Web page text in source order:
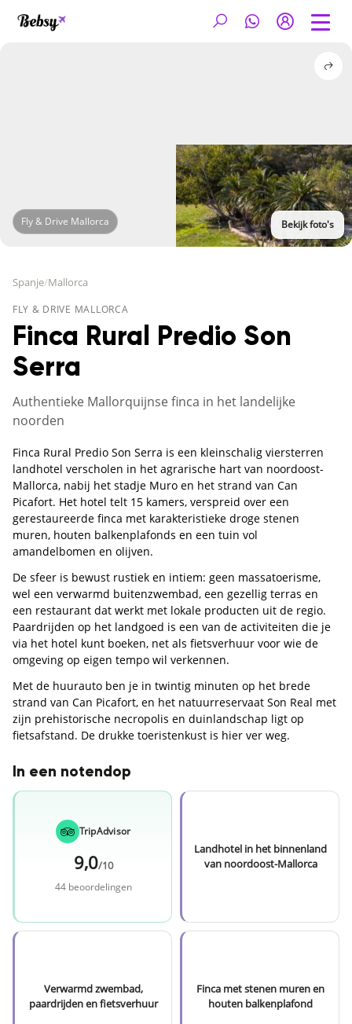
Fly & Drive Mallorca Bekijk foto's
Spanje/Mallorca
FLY & DRIVE MALLORCA
Finca Rural Predio Son
Serra
Authentieke Mallorquijnse finca in het landelijke
noorden
Finca Rural Predio Son Serra is een kleinschalig viersterren
landhotel verscholen in het agrarische hart van noordoost-
Mallorca, nabij het stadje Muro en het strand van Can
Picafort. Het hotel telt 15 kamers, verspreid over een
gerestaureerde finca met karakteristieke droge stenen
muren, houten balkenplafonds en een tuin vol
amandelbomen en olijven.
De sfeer is bewust rustiek en intiem: geen massatoerisme,
wel een verwarmd buitenzwembad, een gezellig terras en
een restaurant dat werkt met lokale producten uit de regio.
Paardrijden op het landgoed is een van de activiteiten die je
via het hotel kunt boeken, net als fietsverhuur voor wie de
omgeving op eigen tempo wil verkennen.
Met de huurauto ben je in twintig minuten op het brede
strand van Can Picafort, en het natuurreservaat Son Real met
zijn prehistorische necropolis en duinlandschap ligt op
fietsafstand. De drukke toeristenkust is hier ver weg.
In een notendop
TripAdvisor
9,0/10
44 beoordelingen
Landhotel in het binnenland
van noordoost-Mallorca
Verwarmd zwembad,
paardrijden en fietsverhuur
Finca met stenen muren en
houten balkenplafond